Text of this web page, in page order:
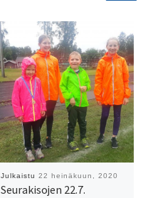
Julkaistu 22 heinäkuun, 2020
Seurakisojen 22.7.